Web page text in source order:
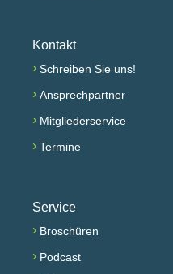
Kontakt
› Schreiben Sie uns!
› Ansprechpartner
› Mitgliederservice
› Termine
Service
› Broschüren
› Podcast